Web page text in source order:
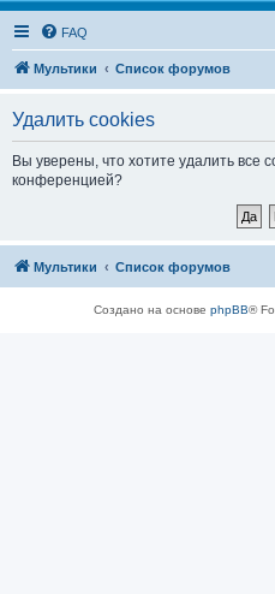
FAQ
Мультики Список форумов
Удалить cookies
Вы уверены, что хотите удалить все
конференцией?
Мультики Список форумов
Создано на основе phpBB®